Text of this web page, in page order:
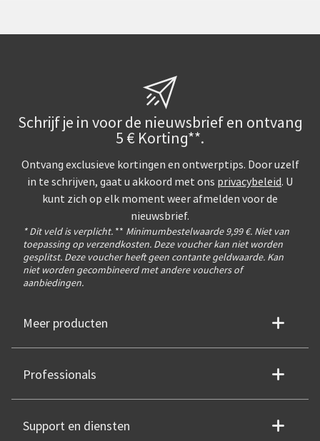
Schrijf je in voor de nieuwsbrief en ontvang
5 € Korting**.
Ontvang exclusieve kortingen en ontwerptips. Door uzelf
in te schrijven, gaat u akkoord met ons privacybeleid. U
kunt zich op elk moment weer afmelden voor de
nieuwsbrief.
* Dit veld is verplicht. ** Minimumbestelwaarde 9,99 €. Niet van
toepassing op verzendkosten. Deze voucher kan niet worden
gesplitst. Deze voucher heeft geen contante geldwaarde. Kan
niet worden gecombineerd met andere vouchers of
aanbiedingen.
Meer producten
Professionals
Support en diensten